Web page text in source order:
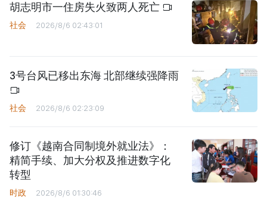
胡志明市一住房失火致两人死亡
社会 2026/8/6 02:43:01
3号台风已移出东海 北部继续强降雨
社会 2026/8/6 02:23:09
修订《越南合同制境外就业法》：
精简手续、加大分权及推进数字化
转型
时政 2026/8/6 01:30:46